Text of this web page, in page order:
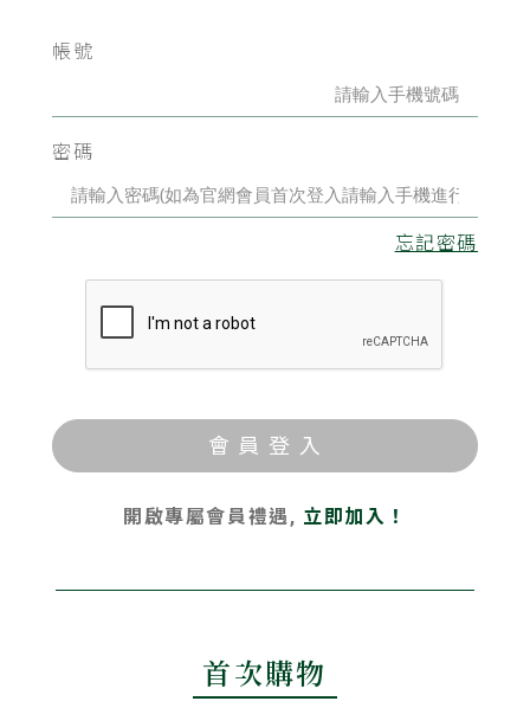
帳號
密碼
忘記密碼
會 員 登 入
開啟專屬會員禮遇, 立即加入！
首次購物